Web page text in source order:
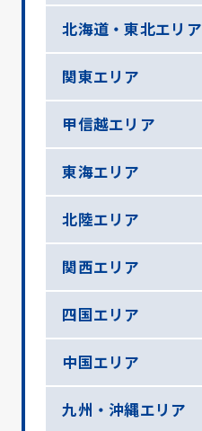
北海道・東北エリア
関東エリア
甲信越エリア
東海エリア
北陸エリア
関西エリア
四国エリア
中国エリア
九州・沖縄エリア